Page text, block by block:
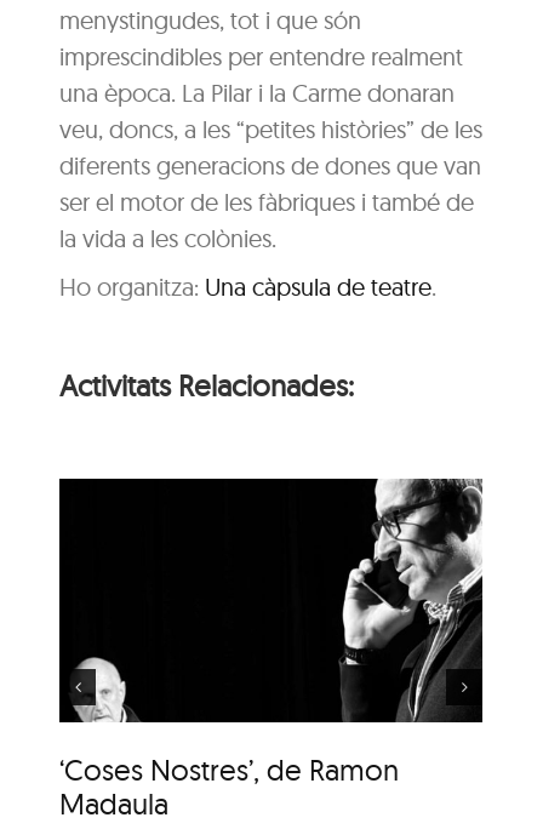
menystingudes, tot i que són
imprescindibles per entendre realment
una època. La Pilar i la Carme donaran
veu, doncs, a les “petites històries” de les
diferents generacions de dones que van
ser el motor de les fàbriques i també de
la vida a les colònies.
Ho organitza: Una càpsula de teatre.
Activitats Relacionades:
‘Coses Nostres’, de Ramon
Madaula
‘Coses Nostres’, de
Ramon Madaula